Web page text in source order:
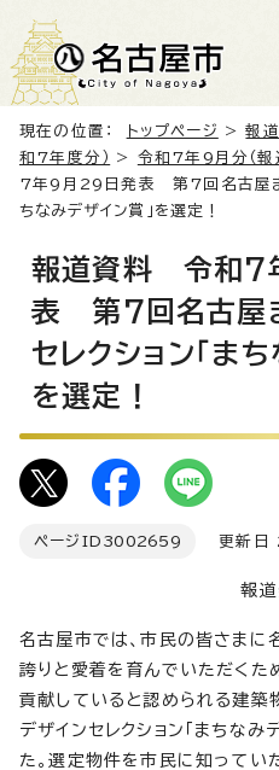
現在の位置： トップページ >報
和7年度分）
> 令和7年9月分（報
7年9月29日発表 第7回名古屋ま
ちなみデザイン賞」を選定！
報道資料 令和7
表 第7回名古屋
セレクション「ま
を選定！
ページID 3002659 更新日
報
名古屋市では、市民の皆さまに
誇りと愛着を育んでいただくた
貢献していると認められる建築
デザインセレクション「まちなみ
た。選定物件を市民に知ってい